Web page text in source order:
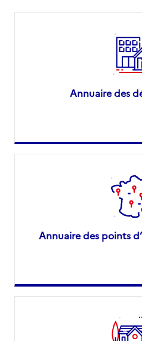
Annuaire des
Annuaire des points